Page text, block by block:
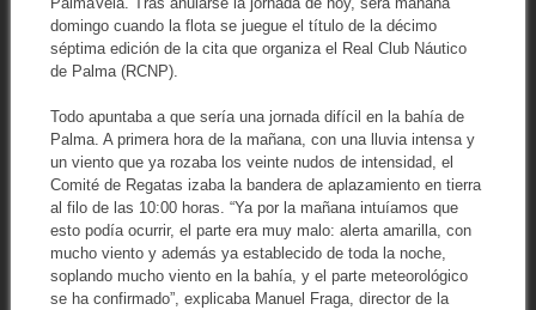
domingo cuando la flota se juegue el título de la décimo
séptima edición de la cita que organiza el Real Club Náutico
de Palma (RCNP).
Todo apuntaba a que sería una jornada difícil en la bahía de
Palma. A primera hora de la mañana, con una lluvia intensa y
un viento que ya rozaba los veinte nudos de intensidad, el
Comité de Regatas izaba la bandera de aplazamiento en tierra
al filo de las 10:00 horas. “Ya por la mañana intuíamos que
esto podía ocurrir, el parte era muy malo: alerta amarilla, con
mucho viento y además ya establecido de toda la noche,
soplando mucho viento en la bahía, y el parte meteorológico
se ha confirmado”, explicaba Manuel Fraga, director de la